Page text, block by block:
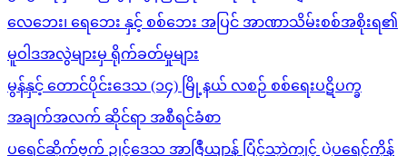
လေဘေး၊ ရေဘေး နှင့် စစ်ဘေး အပြင် အာဏာသိမ်းစစ်အစိုးရ၏
မူဝါဒအလွဲများမှ ရိုက်ခတ်မှုများ
မွန်နှင့် တောင်ပိုင်းဒေသ (၁၄) မြို့နယ် လစဉ် စစ်ရေးပဋိပက္ခ
အချက်အလက် ဆိုင်ရာ အစီရင်ခံစာ
ပရေင်ဆိုက်ဗ္ဒက် ဍုၚ်ဒေသ အာဇြဳယျာန် ပြံၚ်သၠာဲကၠုၚ် ပ္ဍဲပရေၚ်ကၟိန်